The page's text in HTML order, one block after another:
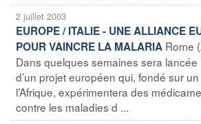
2 juillet 2003
EUROPE / ITALIE - UNE ALLIANCE
POUR VAINCRE LA MALARIA Rome
Dans quelques semaines sera
d’un projet européen qui, fondé sur
l’Afrique, expérimentera des
contre les maladies d ...